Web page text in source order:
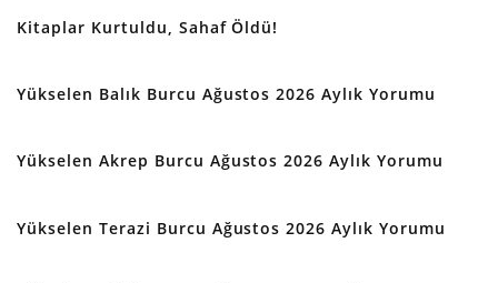
Kitaplar Kurtuldu, Sahaf Öldü!
Yükselen Balık Burcu Ağustos 2026 Aylık Yorumu
Yükselen Akrep Burcu Ağustos 2026 Aylık Yorumu
Yükselen Terazi Burcu Ağustos 2026 Aylık Yorumu